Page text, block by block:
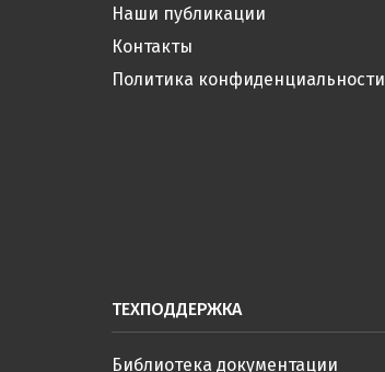
Наши публикации
Контакты
Политика конфиденциальности
ТЕХПОДДЕРЖКА
Библиотека документации